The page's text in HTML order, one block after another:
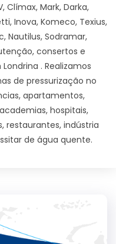
Clímax, Mark, Darka,
Inova, Komeco, Texius,
Nautilus, Sodramar,
consertos e
. Realizamos
de pressurização no
apartamentos,
hospitais,
restaurantes, indústria
de água quente.